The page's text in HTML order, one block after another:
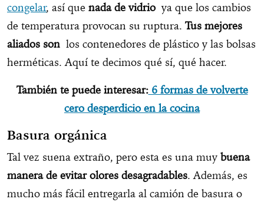
congelar, así que nada de vidrio ya que los cambios
de temperatura provocan su ruptura.Tus mejores
aliados son los contenedores de plástico y las bolsas
herméticas. Aquí te decimos qué sí, qué hacer.
También te puede interesar:6 formas de volverte
cero desperdicio en la cocina
Basura orgánica
Tal vez suena extraño, pero esta es una muy buena
manera de evitar olores desagradables. Además, es
mucho más fácil entregarla al camión de basura o